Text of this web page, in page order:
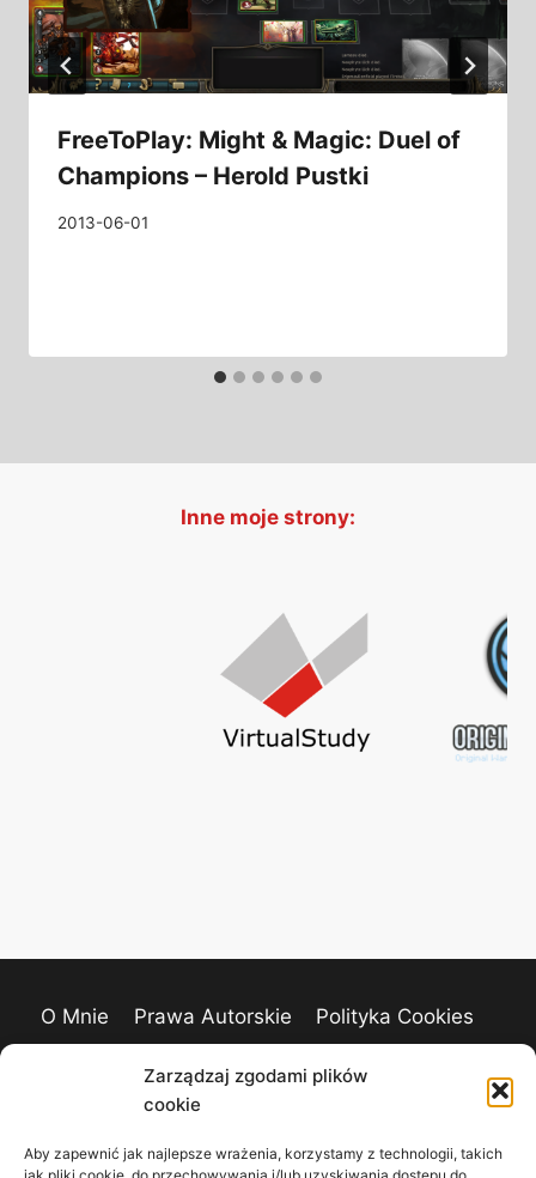
Zarządzaj zgodami plików
cookie
Aby zapewnić jak najlepsze wrażenia, korzystamy z technologii, takich
FreeToPlay: Might & Magic: Duel of
Champions – Herold Pustki
2013-06-01
Inne moje strony:
O Mnie Prawa Autorskie
Polityka Cookies